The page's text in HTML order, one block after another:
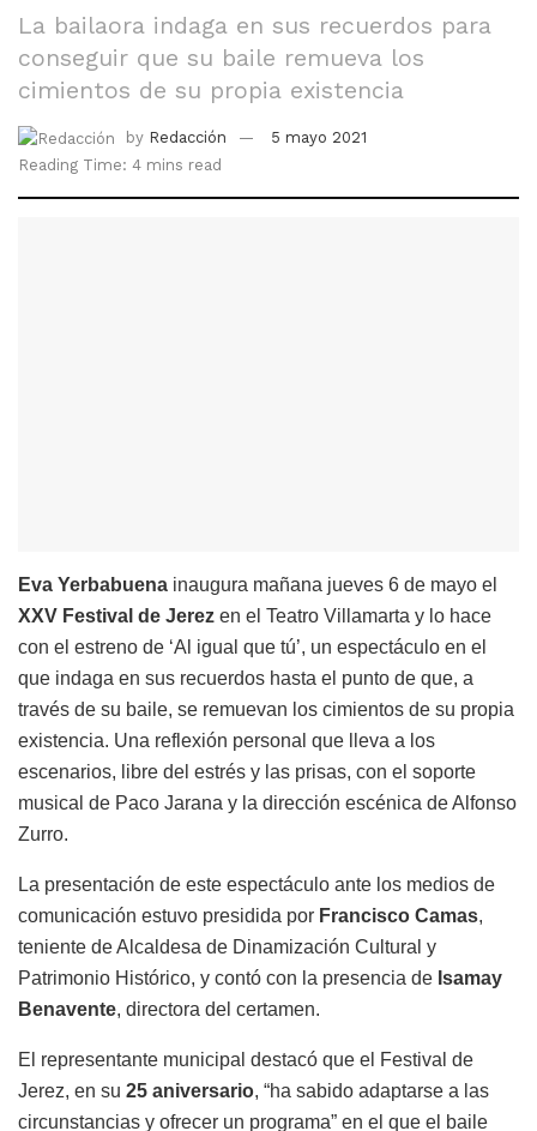
La bailaora indaga en sus recuerdos para
conseguir que su baile remueva los
cimientos de su propia existencia
by Redacción
5 mayo 2021
Reading Time: 4 mins read
Eva Yerbabuena inaugura mañana jueves 6 de mayo el
XXV Festival de Jerez en el Teatro Villamarta y lo hace
con el estreno de ‘Al igual que tú’, un espectáculo en el
que indaga en sus recuerdos hasta el punto de que, a
través de su baile, se remuevan los cimientos de su propia
existencia. Una reflexión personal que lleva a los
escenarios, libre del estrés y las prisas, con el soporte
musical de Paco Jarana y la dirección escénica de Alfonso
Zurro.
La presentación de este espectáculo ante los medios de
comunicación estuvo presidida por Francisco Camas,
teniente de Alcaldesa de Dinamización Cultural y
Patrimonio Histórico, y contó con la presencia de Isamay
Benavente, directora del certamen.
El representante municipal destacó que el Festival de
Jerez, en su 25 aniversario, “ha sabido adaptarse a las
circunstancias y ofrecer un programa” en el que el baile